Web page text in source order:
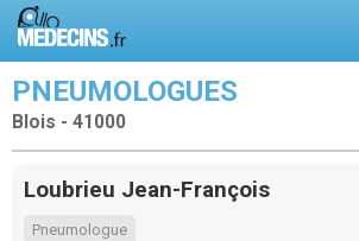
PNEUMOLOGUES
Blois - 41000
Loubrieu Jean-François
Pneumologue